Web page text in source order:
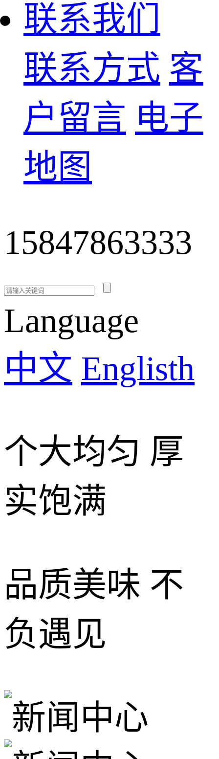
联系我们
联系方式 客
户留言 电子
地图
15847863333
Language
中文 Englisth
个大均匀 厚
实饱满
品质美味 不
负遇见